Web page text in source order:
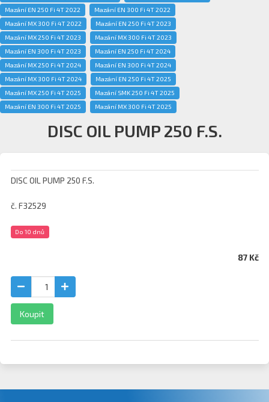
Mazání EN 250 Fi 4T 2022
Mazání EN 300 Fi 4T 2022
Mazání MX 300 Fi 4T 2022
Mazání EN 250 Fi 4T 2023
Mazání MX 250 Fi 4T 2023
Mazání MX 300 Fi 4T 2023
Mazání EN 300 Fi 4T 2023
Mazání EN 250 Fi 4T 2024
Mazání MX 250 Fi 4T 2024
Mazání EN 300 Fi 4T 2024
Mazání MX 300 Fi 4T 2024
Mazání EN 250 Fi 4T 2025
Mazání MX 250 Fi 4T 2025
Mazání SMK 250 Fi 4T 2025
Mazání EN 300 Fi 4T 2025
Mazání MX 300 Fi 4T 2025
DISC OIL PUMP 250 F.S.
DISC OIL PUMP 250 F.S.
č. F32529
Do 10 dnů
87 Kč
Koupit